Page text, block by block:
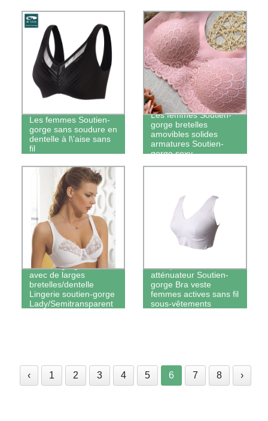
Les femmes Soutien-
gorge sans soudure en
dentelle à l\'aise sans
fil
Les femmes Soutien-
gorge bretelles
amovibles solides
armatures Soutien-
gorge sexy
Soutien-gorge blanc
avec de larges
bretelles/dentelle
Lingerie soutien-gorge
Lady/Semitransparent
Bras OEM pour les
atténuateur Soutien-
gorge Bra veste
femmes actives sans fil
sous-vêtements
‹ 1 2 3 4 5 6 7 8 ›